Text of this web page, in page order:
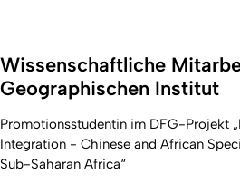
Wissenschaftliche
Geographischen Institut
Promotionsstudentin im DFG-Projekt
Integration - Chinese and African
Sub-Saharan Africa“